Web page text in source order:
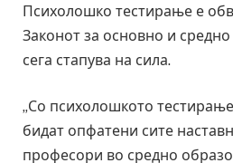
Психолошко тестирање е
Законот за основно и
сега стапува на сила.
„Со психолошкото
бидат опфатени сите
професори во средно